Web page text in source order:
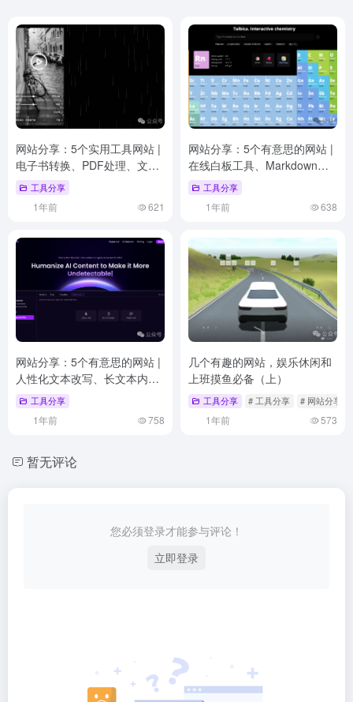
网站分享：5个实用工具网站 |
电子书转换、PDF处理、文本
排版、白噪音、资讯聚合
工具分享
1年前 621
网站分享：5个有意思的网站 |
在线白板工具、Markdown转
换成卡片、人脸头像生成器、
MBTI性格评估工具、强大的化
学工具
工具分享
1年前 638
网站分享：5个有意思的网站 |
人性化文本改写、长文本内容
创作、生成SEO优化文章、AI
写作助手、AI内容创作助
工具分享
1年前 758
几个有趣的网站，娱乐休闲和
上班摸鱼必备（上）
工具分享 # 工具分享 # 网站分享
1年前 573
暂无评论
您必须登录才能参与评论！
立即登录